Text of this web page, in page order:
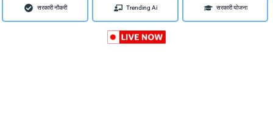
सरकारी नौकरी Trending Ai सरकारी योजना